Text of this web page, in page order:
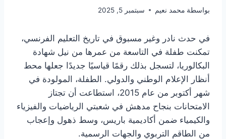
بواسطة محمد نعيم سبتمبر 5, 2025
في حدث نادر وغير مسبوق في تاريخ التعليم الفرنسي،
تمكنت طفلة في التاسعة من عمرها من نيل شهادة
البكالوريا، لتسجل بذلك رقمًا قياسيًا جديدًا جعلها محط
أنظار الإعلام الوطني والدولي. الطفلة، المولودة في
شهر أكتوبر من عام 2015، استطاعت أن تجتاز
الامتحانات بنجاح مدهش في شعبتي الرياضيات والفيزياء
والكيمياء ضمن أكاديمية باريس، وسط ذهول وإعجاب
من الطاقم التربوي والجهات الرسمية.